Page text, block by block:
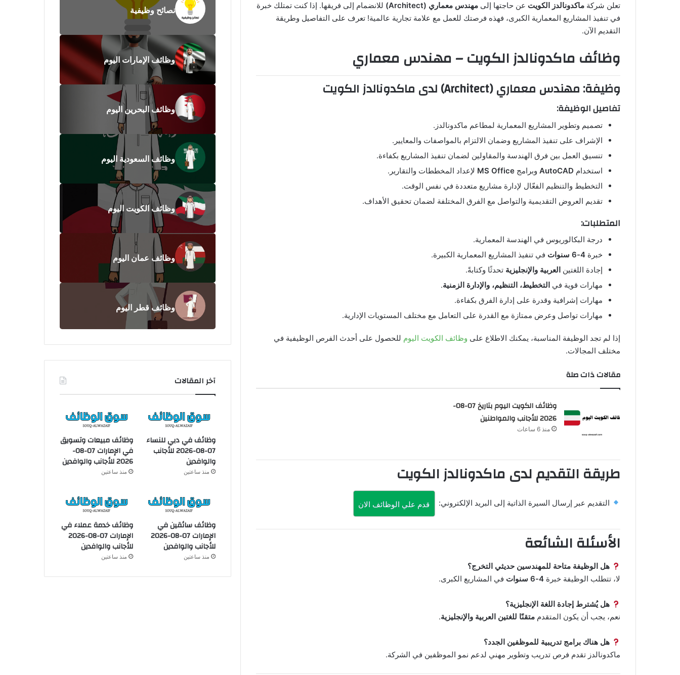
تعلن شركة ماكدونالدز الكويت عن حاجتها إلى مهندس معماري (Architect)
للانضمام إلى فريقها. إذا كنت تمتلك خبرة
في تنفيذ المشاريع المعمارية الكبرى، فهذه فرصتك للعمل مع علامة تجارية عالمية! تعرف على التفاصيل وطريقة
التقديم الآن.
وظائف ماكدونالدز الكويت – مهندس معماري
وظيفة: مهندس معماري (Architect) لدى ماكدونالدز الكويت
تفاصيل الوظيفة:
تصميم وتطوير المشاريع المعمارية لمطاعم ماكدونالدز.
الإشراف على تنفيذ المشاريع وضمان الالتزام بالمواصفات والمعايير.
تنسيق العمل بين فرق الهندسة والمقاولين لضمان تنفيذ المشاريع بكفاءة.
استخدام AutoCAD وبرامج MS Office لإعداد المخططات والتقارير.
التخطيط والتنظيم الفعّال لإدارة مشاريع متعددة في نفس الوقت.
تقديم العروض التقديمية والتواصل مع الفرق المختلفة لضمان تحقيق الأهداف.
المتطلبات:
درجة البكالوريوس في الهندسة المعمارية.
خبرة 4-6 سنوات
في تنفيذ المشاريع المعمارية الكبيرة.
إجادة اللغتين العربية والإنجليزية تحدثًا وكتابةً.
مهارات قوية في التخطيط، التنظيم، والإدارة الزمنية.
مهارات إشرافية وقدرة على إدارة الفرق بكفاءة.
مهارات تواصل وعرض ممتازة مع القدرة على التعامل مع مختلف المستويات الإدارية.
إذا لم تجد الوظيفة المناسبة، يمكنك الاطلاع على وظائف الكويت اليوم للحصول على أحدث الفرص الوظيفية في
مختلف المجالات.
مقالات ذات صلة
وظائف الكويت اليوم بتاريخ 07-08-
2026 للأجانب والمواطنين
منذ 6 ساعات
طريقة التقديم لدى ماكدونالدز الكويت
التقديم عبر إرسال السيرة الذاتية إلى البريد الإلكتروني: قدم علي الوظائف الان
الأسئلة الشائعة
هل الوظيفة متاحة للمهندسين حديثي التخرج؟
لا، تتطلب الوظيفة خبرة 4-6 سنوات في المشاريع الكبرى.
هل يُشترط إجادة اللغة الإنجليزية؟
نعم، يجب أن يكون المتقدم متقنًا للغتين العربية والإنجليزية.
هل هناك برامج تدريبية للموظفين الجدد؟
ماكدونالدز تقدم فرص تدريب وتطوير مهني لدعم نمو الموظفين في الشركة.
نصائح وظيفية
وظائف الإمارات اليوم
وظائف البحرين اليوم
وظائف السعودية اليوم
وظائف الكويت اليوم
وظائف عمان اليوم
وظائف قطر اليوم
آخر المقالات
وظائف في دبي للنساء
07-08-2026 للأجانب
والوافدين
منذ ساعتين
وظائف مبيعات وتسويق
في الإمارات 07-08-
2026 للأجانب والوافدين
منذ ساعتين
وظائف سائقين في
الإمارات 07-08-2026
للأجانب والوافدين
منذ ساعتين
وظائف خدمة عملاء في
الإمارات 07-08-2026
للأجانب والوافدين
منذ ساعتين